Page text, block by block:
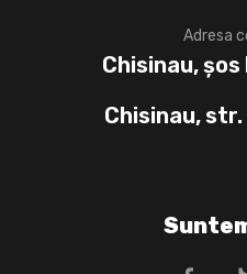
Adresa
Chisinau,
Chisinau,